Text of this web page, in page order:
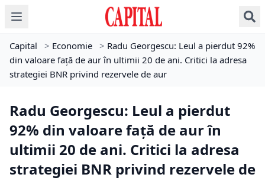
Capital > Economie > Radu Georgescu: Leul a pierdut 92%
din valoare față de aur în ultimii 20 de ani. Critici la adresa
strategiei BNR privind rezervele de aur
Radu Georgescu: Leul a pierdut
92% din valoare față de aur în
ultimii 20 de ani. Critici la adresa
strategiei BNR privind rezervele de